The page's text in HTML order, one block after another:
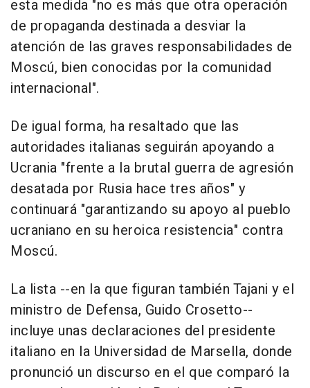
esta medida "no es más que otra operación
de propaganda destinada a desviar la
atención de las graves responsabilidades de
Moscú, bien conocidas por la comunidad
internacional".
De igual forma, ha resaltado que las
autoridades italianas seguirán apoyando a
Ucrania "frente a la brutal guerra de agresión
desatada por Rusia hace tres años" y
continuará "garantizando su apoyo al pueblo
ucraniano en su heroica resistencia" contra
Moscú.
La lista --en la que figuran también Tajani y el
ministro de Defensa, Guido Crosetto--
incluye unas declaraciones del presidente
italiano en la Universidad de Marsella, donde
pronunció un discurso en el que comparó la